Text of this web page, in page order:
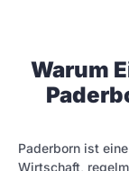
Warum
Paderborn ist
Wirtschaft,